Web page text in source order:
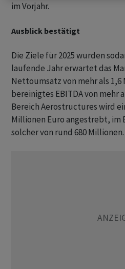
im Vorjahr.
Ausblick bestätigt
Die Ziele für 2025 wurden
laufende Jahr erwartet das
Nettoumsatz von mehr als
bereinigtes EBITDA von mehr
Bereich Aerostructures wird
Millionen Euro angestrebt, im
solcher von rund 680 Millionen.